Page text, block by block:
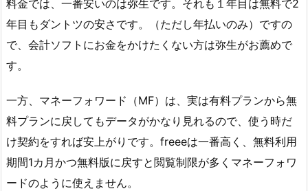
料金では、一番安いのは弥生です。それも１年目は無料で2
年目もダントツの安さです。（ただし年払いのみ）ですの
で、会計ソフトにお金をかけたくない方は弥生がお薦めで
す。
一方、マネーフォワード（MF）は、実は有料プランから無
料プランに戻してもデータがかなり見れるので、使う時だ
け契約をすれば安上がりです。freeeは一番高く、無料利用
期間1カ月かつ無料版に戻すと閲覧制限が多くマネーフォワ
ードのように使えません。